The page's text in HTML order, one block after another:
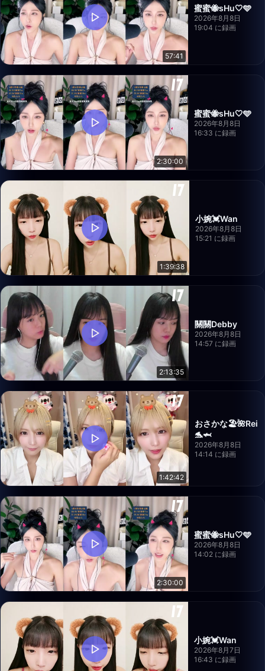
57:41
蜜蜜🐝sHu🤍🩵
2026年8月8日
19:04 に録画
2:30:00
蜜蜜🐝sHu🤍🩵
2026年8月8日
16:33 に録画
1:39:38
小婉💓Wan
2026年8月8日
15:21 に録画
2:13:35
關關Debby
2026年8月8日
14:57 に録画
1:42:42
おさかな🏖🌺Rei
🐬🦈
2026年8月8日
14:14 に録画
2:30:00
蜜蜜🐝sHu🤍🩵
2026年8月8日
14:02 に録画
小婉💓Wan
2026年8月7日
16:43 に録画